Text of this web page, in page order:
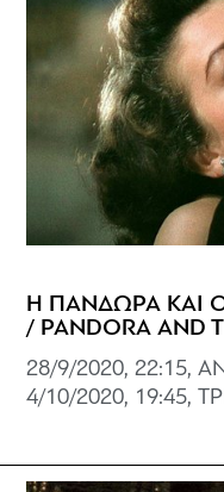
Η ΠΑΝΔΩΡΑ ΚΑΙ
/ PANDORA AND
28/9/2020, 22:15,
4/10/2020, 19:45,